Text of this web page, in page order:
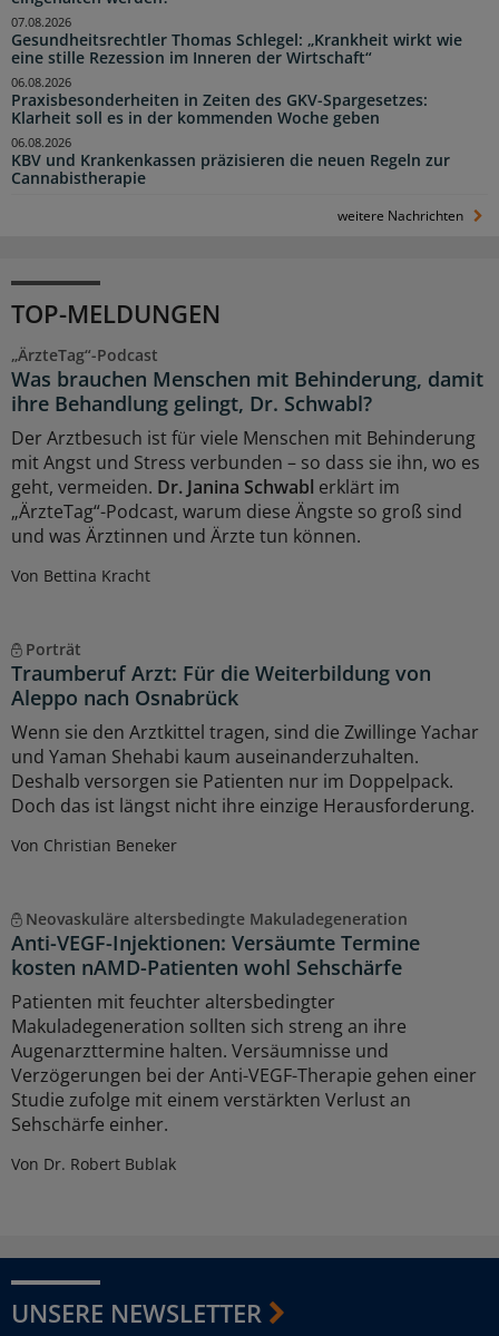
Gesundheitsrechtler Thomas Schlegel: „Krankheit wirkt wie
eine stille Rezession im Inneren der Wirtschaft“
07.08.2026
Praxisbesonderheiten in Zeiten des GKV-Spargesetzes:
Klarheit soll es in der kommenden Woche geben
06.08.2026
KBV und Krankenkassen präzisieren die neuen Regeln zur
Cannabistherapie
06.08.2026
weitere Nachrichten
TOP-MELDUNGEN
„ÄrzteTag“-Podcast
Was brauchen Menschen mit Behinderung, damit
ihre Behandlung gelingt, Dr. Schwabl?
Der Arztbesuch ist für viele Menschen mit Behinderung
mit Angst und Stress verbunden – so dass sie ihn, wo es
geht, vermeiden. Dr. Janina Schwabl erklärt im
„ÄrzteTag“-Podcast, warum diese Ängste so groß sind
und was Ärztinnen und Ärzte tun können.
Von Bettina Kracht
Porträt
Traumberuf Arzt: Für die Weiterbildung von
Aleppo nach Osnabrück
Wenn sie den Arztkittel tragen, sind die Zwillinge Yachar
und Yaman Shehabi kaum auseinanderzuhalten.
Deshalb versorgen sie Patienten nur im Doppelpack.
Doch das ist längst nicht ihre einzige Herausforderung.
Von Christian Beneker
Neovaskuläre altersbedingte Makuladegeneration
Anti-VEGF-Injektionen: Versäumte Termine
kosten nAMD-Patienten wohl Sehschärfe
Patienten mit feuchter altersbedingter
Makuladegeneration sollten sich streng an ihre
Augenarzttermine halten. Versäumnisse und
Verzögerungen bei der Anti-VEGF-Therapie gehen einer
Studie zufolge mit einem verstärkten Verlust an
Sehschärfe einher.
Von Dr. Robert Bublak
UNSERE NEWSLETTER